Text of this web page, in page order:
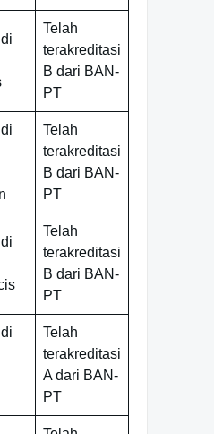
Telah
terakreditasi
B dari BAN-
PT
Telah
terakreditasi
B dari BAN-
PT
Telah
terakreditasi
B dari BAN-
PT
Telah
terakreditasi
A dari BAN-
PT